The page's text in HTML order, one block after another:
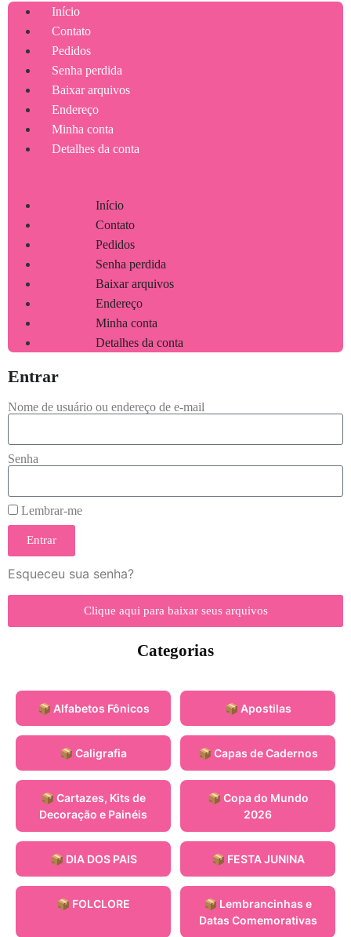
Início
Contato
Pedidos
Senha perdida
Baixar arquivos
Endereço
Minha conta
Detalhes da conta
Início
Contato
Pedidos
Senha perdida
Baixar arquivos
Endereço
Minha conta
Detalhes da conta
Entrar
Nome de usuário ou endereço de e-mail
Senha
Lembrar-me
Entrar
Esqueceu sua senha?
Clique aqui para baixar seus arquivos
Categorias
📦 Alfabetos Fônicos 📦 Apostilas
📦 Caligrafia 📦 Capas de Cadernos
📦 Cartazes, Kits de
Decoração e Painéis
📦 Copa do Mundo
2026
📦 DIA DOS PAIS 📦 FESTA JUNINA
📦 FOLCLORE
📦 Lembrancinhas e
Datas Comemorativas